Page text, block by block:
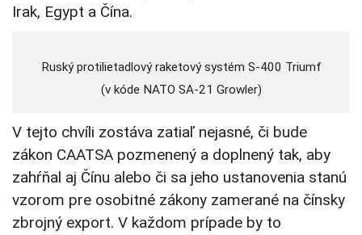
Irak, Egypt a Čína.
Ruský protilietadlový raketový systém S-400 Triumf
(v kóde NATO SA-21 Growler)
V tejto chvíli zostáva zatiaľ nejasné, či bude
zákon CAATSA pozmenený a doplnený tak, aby
zahŕňal aj Čínu alebo či sa jeho ustanovenia stanú
vzorom pre osobitné zákony zamerané na čínsky
zbrojný export. V každom prípade by to